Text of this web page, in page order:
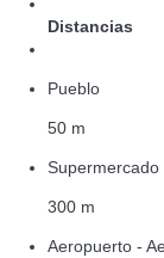
Distancias
Pueblo
50 m
Supermercado
300 m
Aeropuerto -